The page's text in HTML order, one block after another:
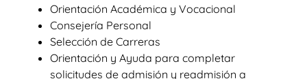
Orientación Académica y Vocacional
Consejería Personal
Selección de Carreras
Orientación y Ayuda para completar
solicitudes de admisión y readmisión a